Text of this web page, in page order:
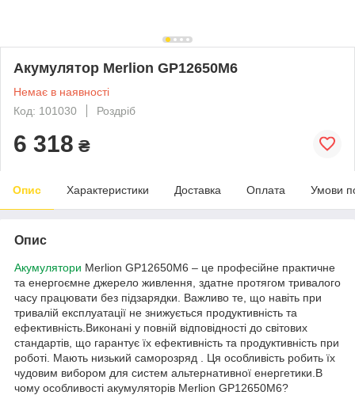
Акумулятор Merlion GP12650M6
Немає в наявності
Код: 101030
Роздріб
6 318 ₴
Опис Характеристики Доставка Оплата Умови
Опис
Акумулятори Merlion GP12650M6 – це професійне практичне
та енергоємне джерело живлення, здатне протягом тривалого
часу працювати без підзарядки. Важливо те, що навіть при
тривалій експлуатації не знижується продуктивність та
ефективність.Виконані у повній відповідності до світових
стандартів, що гарантує їх ефективність та продуктивність при
роботі. Мають низький саморозряд . Ця особливість робить їх
чудовим вибором для систем альтернативної енергетики.В
чому особливості акумуляторів Merlion GP12650M6?